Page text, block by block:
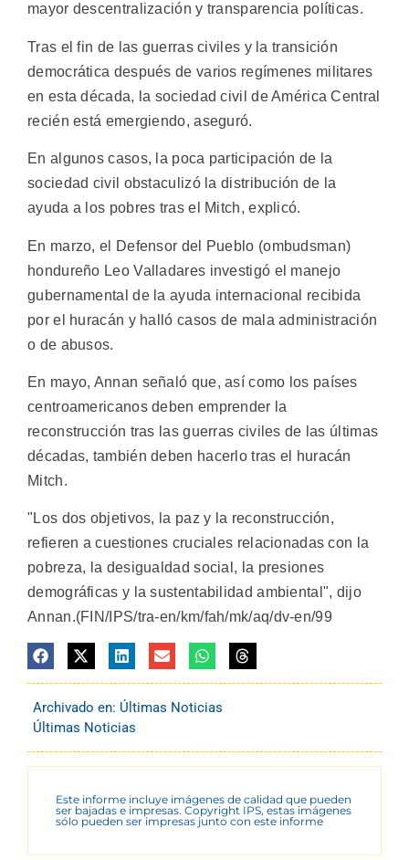
mayor descentralización y transparencia políticas.
Tras el fin de las guerras civiles y la transición
democrática después de varios regímenes militares
en esta década, la sociedad civil de América Central
recién está emergiendo, aseguró.
En algunos casos, la poca participación de la
sociedad civil obstaculizó la distribución de la
ayuda a los pobres tras el Mitch, explicó.
En marzo, el Defensor del Pueblo (ombudsman)
hondureño Leo Valladares investigó el manejo
gubernamental de la ayuda internacional recibida
por el huracán y halló casos de mala administración
o de abusos.
En mayo, Annan señaló que, así como los países
centroamericanos deben emprender la
reconstrucción tras las guerras civiles de las últimas
décadas, también deben hacerlo tras el huracán
Mitch.
"Los dos objetivos, la paz y la reconstrucción,
refieren a cuestiones cruciales relacionadas con la
pobreza, la desigualdad social, la presiones
demográficas y la sustentabilidad ambiental", dijo
Annan.(FIN/IPS/tra-en/km/fah/mk/aq/dv-en/99
Archivado en: Últimas Noticias
Últimas Noticias
Este informe incluye imágenes de calidad que pueden
ser bajadas e impresas. Copyright IPS, estas imágenes
sólo pueden ser impresas junto con este informe